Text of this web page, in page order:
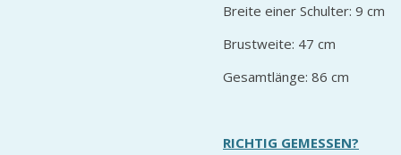
Breite einer Schulter: 9 cm
Brustweite: 47 cm
Gesamtlänge: 86 cm
RICHTIG GEMESSEN?